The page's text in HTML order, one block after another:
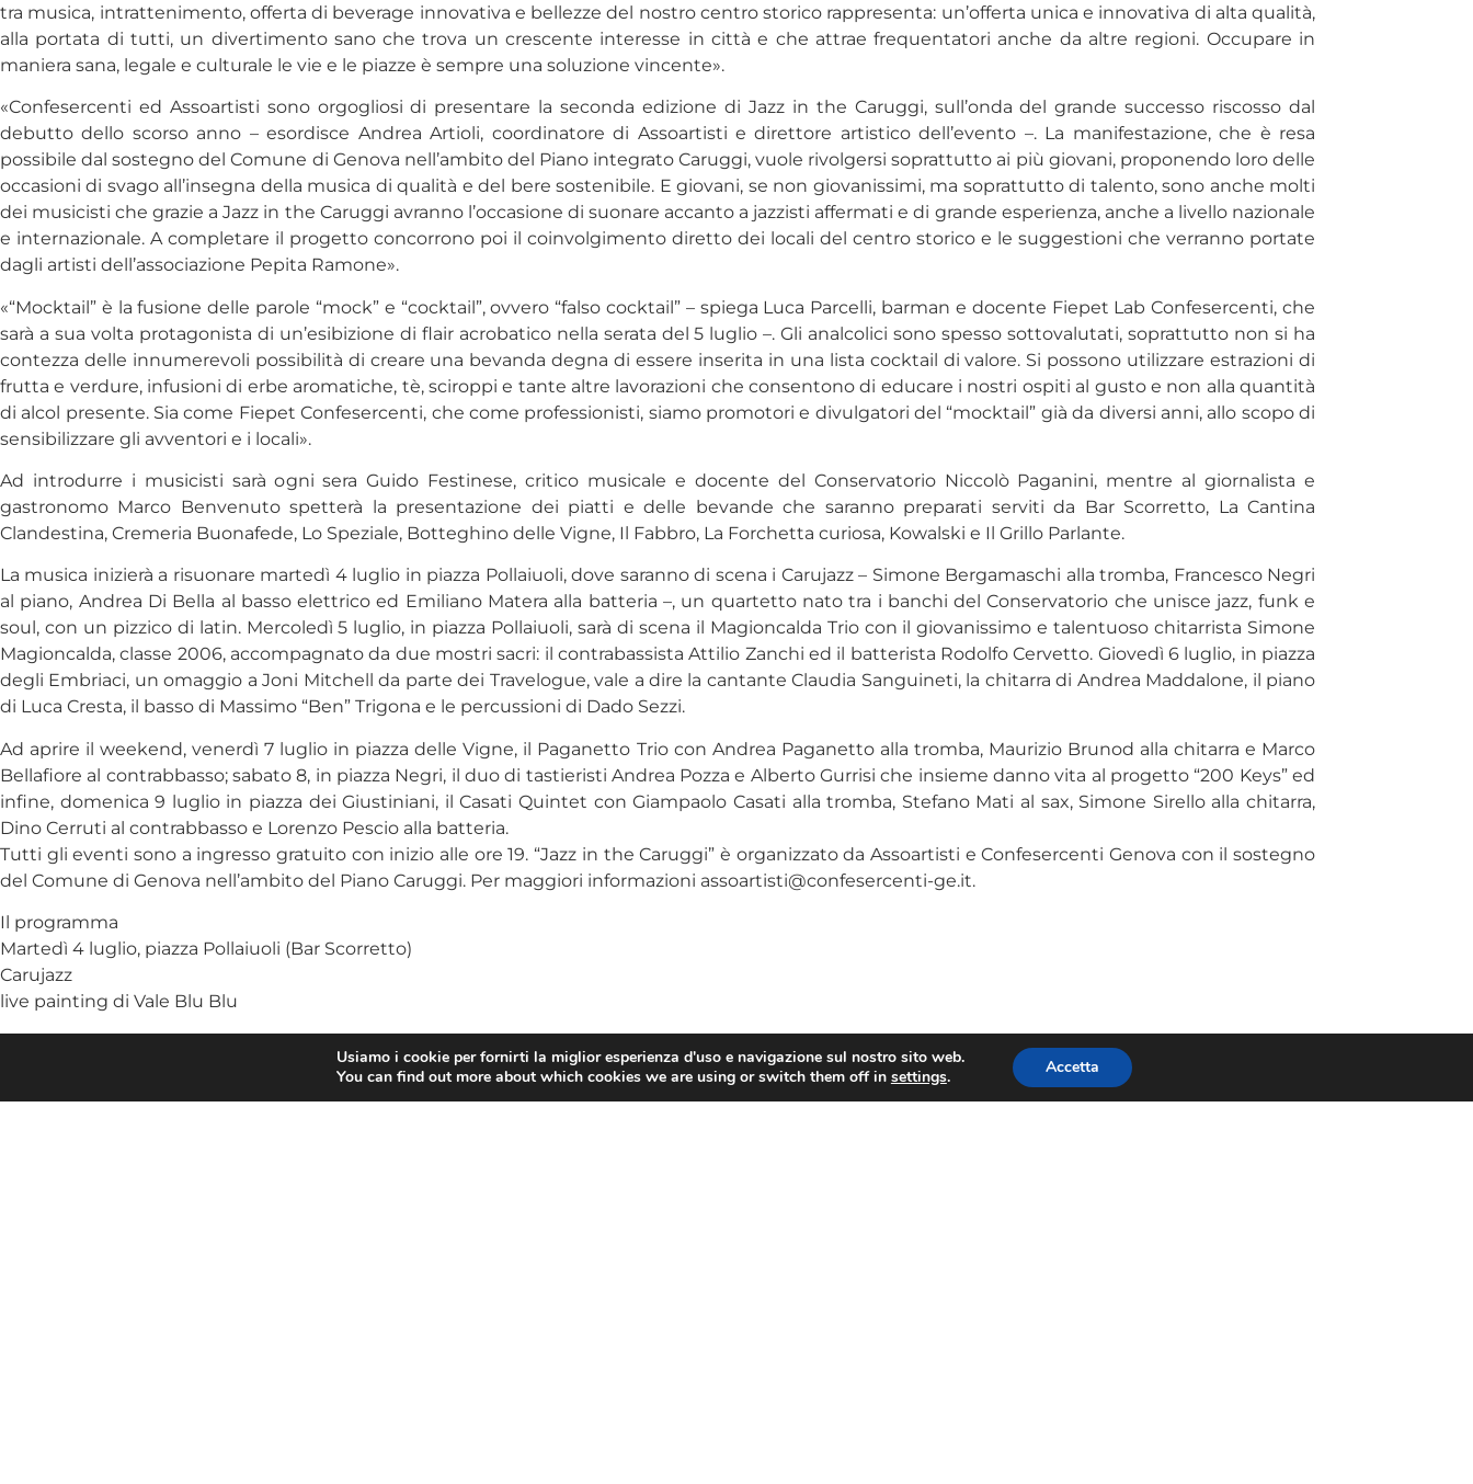
tra musica, intrattenimento, offerta di beverage innovativa e bellezze del nostro centro storico rappresenta: un’offerta unica e innovativa di alta qualità,
alla portata di tutti, un divertimento sano che trova un crescente interesse in città e che attrae frequentatori anche da altre regioni. Occupare in
maniera sana, legale e culturale le vie e le piazze è sempre una soluzione vincente».
«Confesercenti ed Assoartisti sono orgogliosi di presentare la seconda edizione di Jazz in the Caruggi, sull’onda del grande successo riscosso dal
debutto dello scorso anno – esordisce Andrea Artioli, coordinatore di Assoartisti e direttore artistico dell’evento –. La manifestazione, che è resa
possibile dal sostegno del Comune di Genova nell’ambito del Piano integrato Caruggi, vuole rivolgersi soprattutto ai più giovani, proponendo loro delle
occasioni di svago all’insegna della musica di qualità e del bere sostenibile. E giovani, se non giovanissimi, ma soprattutto di talento, sono anche molti
dei musicisti che grazie a Jazz in the Caruggi avranno l’occasione di suonare accanto a jazzisti affermati e di grande esperienza, anche a livello nazionale
e internazionale. A completare il progetto concorrono poi il coinvolgimento diretto dei locali del centro storico e le suggestioni che verranno portate
dagli artisti dell’associazione Pepita Ramone».
«“Mocktail” è la fusione delle parole “mock” e “cocktail”, ovvero “falso cocktail” – spiega Luca Parcelli, barman e docente Fiepet Lab Confesercenti, che
sarà a sua volta protagonista di un’esibizione di flair acrobatico nella serata del 5 luglio –. Gli analcolici sono spesso sottovalutati, soprattutto non si ha
contezza delle innumerevoli possibilità di creare una bevanda degna di essere inserita in una lista cocktail di valore. Si possono utilizzare estrazioni di
frutta e verdure, infusioni di erbe aromatiche, tè, sciroppi e tante altre lavorazioni che consentono di educare i nostri ospiti al gusto e non alla quantità
di alcol presente. Sia come Fiepet Confesercenti, che come professionisti, siamo promotori e divulgatori del “mocktail” già da diversi anni, allo scopo di
sensibilizzare gli avventori e i locali».
Ad introdurre i musicisti sarà ogni sera Guido Festinese, critico musicale e docente del Conservatorio Niccolò Paganini, mentre al giornalista e
gastronomo Marco Benvenuto spetterà la presentazione dei piatti e delle bevande che saranno preparati serviti da Bar Scorretto, La Cantina
Clandestina, Cremeria Buonafede, Lo Speziale, Botteghino delle Vigne, Il Fabbro, La Forchetta curiosa, Kowalski e Il Grillo Parlante.
La musica inizierà a risuonare martedì 4 luglio in piazza Pollaiuoli, dove saranno di scena i Carujazz – Simone Bergamaschi alla tromba, Francesco Negri
al piano, Andrea Di Bella al basso elettrico ed Emiliano Matera alla batteria –, un quartetto nato tra i banchi del Conservatorio che unisce jazz, funk e
soul, con un pizzico di latin. Mercoledì 5 luglio, in piazza Pollaiuoli, sarà di scena il Magioncalda Trio con il giovanissimo e talentuoso chitarrista Simone
Magioncalda, classe 2006, accompagnato da due mostri sacri: il contrabassista Attilio Zanchi ed il batterista Rodolfo Cervetto. Giovedì 6 luglio, in piazza
degli Embriaci, un omaggio a Joni Mitchell da parte dei Travelogue, vale a dire la cantante Claudia Sanguineti, la chitarra di Andrea Maddalone, il piano
di Luca Cresta, il basso di Massimo “Ben” Trigona e le percussioni di Dado Sezzi.
Ad aprire il weekend, venerdì 7 luglio in piazza delle Vigne, il Paganetto Trio con Andrea Paganetto alla tromba, Maurizio Brunod alla chitarra e Marco
Bellafiore al contrabbasso; sabato 8, in piazza Negri, il duo di tastieristi Andrea Pozza e Alberto Gurrisi che insieme danno vita al progetto “200 Keys” ed
infine, domenica 9 luglio in piazza dei Giustiniani, il Casati Quintet con Giampaolo Casati alla tromba, Stefano Mati al sax, Simone Sirello alla chitarra,
Dino Cerruti al contrabbasso e Lorenzo Pescio alla batteria.
Tutti gli eventi sono a ingresso gratuito con inizio alle ore 19. “Jazz in the Caruggi” è organizzato da Assoartisti e Confesercenti Genova con il sostegno
del Comune di Genova nell’ambito del Piano Caruggi. Per maggiori informazioni assoartisti@confesercenti-ge.it.
Il programma
Martedì 4 luglio, piazza Pollaiuoli (Bar Scorretto)
Carujazz
live painting di Vale Blu Blu
Usiamo i cookie per fornirti la miglior esperienza d'uso e navigazione sul nostro sito web.
You can find out more about which cookies we are using or switch them off in settings. Accetta